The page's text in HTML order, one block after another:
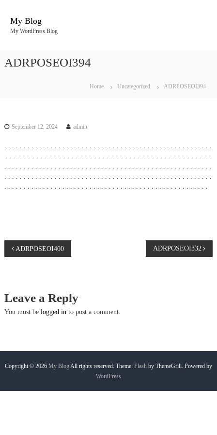
My Blog
My WordPress Blog
ADRPOSEOI394
Home Uncategorized ADRPOSEOI394
September 12, 2024 admin
. . . . . . . . . . . . . . . . . . . . . . . . . . . . . . . . . . . . . . . . . . . . . . . . . . . . . .
. . . . . . . . . . . . . . . . . . . . . . . . . . . . . . . . . . . . . . . . . . . . . . . . . . . . . .
. . . . . . . . . . . . . . . . . . . . . . . . . . . . . . . . . . . . . . . . . . . . . . . . . . . . . .
. . . . . . . . . . . . . . . . . . . . . . . . . . . . . . . . . . . . . . . . . . . . . . . . . . . . . .
. . . . . . . . . . . . . . . . . . . . . . . . . . . . . . . . . . . . . . . . . . . . . . . . . . . . .
P
s
t
a
ADRPOSEOI400 ADRPOSEOI332
Leave a Reply
You must be logged into post a comment.
Copyright © 2026 My BlogAll rights reserved. Theme: Flash by ThemeGrill. Powered by
WordPress